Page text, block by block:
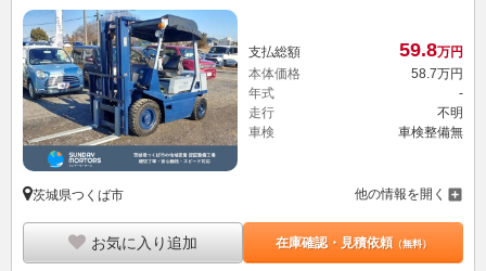
支払総額 59.8万円
本体価格
58.7万円
年式
-
走行
不明
車検
車検整備無
茨城県つくば市 他の情報を開く
お気に入り追加 在庫確認・見積依頼（無料）